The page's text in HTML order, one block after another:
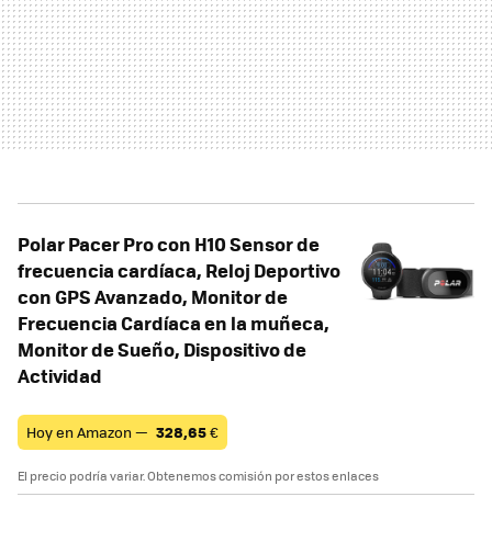
Polar Pacer Pro con H10 Sensor de
frecuencia cardíaca, Reloj Deportivo
con GPS Avanzado, Monitor de
Frecuencia Cardíaca en la muñeca,
Monitor de Sueño, Dispositivo de
Actividad
Hoy en Amazon — 328,65€
El precio podría variar. Obtenemos comisión por estos enlaces